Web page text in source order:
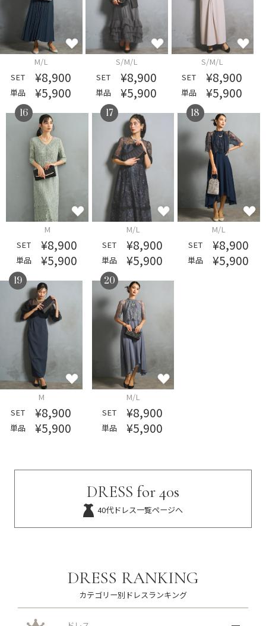
M/L
SET
¥8,900
単品 ¥5,900
S/M/L
SET
¥8,900
単品 ¥5,900
S/M/L
SET
¥8,900
単品 ¥5,900
16
M
SET
¥8,900
単品 ¥5,900
17
M/L
SET
¥8,900
単品 ¥5,900
18
M/L
SET
¥8,900
単品 ¥5,900
19
M
SET
¥8,900
単品 ¥5,900
20
M/L
SET
¥8,900
単品 ¥5,900
DRESS for 40s
40代ドレス一覧ページへ
DRESS RANKING
カテゴリー別ドレスランキング